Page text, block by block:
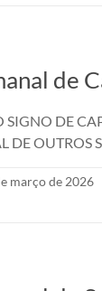
de
SIGNO DE
DE OUTROS
março de 2026